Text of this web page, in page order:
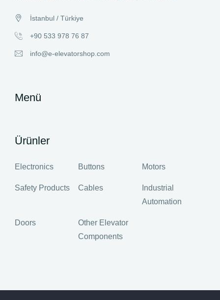
İstanbul / Türkiye
+90 533 978 76 87
info@e-elevatorshop.com
Menü
Ürünler
Electronics Buttons Motors
Safety Products Cables
Industrial
Automation
Doors
Other Elevator
Components